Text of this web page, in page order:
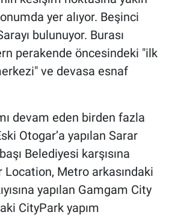
yer alıyor. Beşinci
bulunuyor. Burası
perakende öncesindeki "ilk
ve devasa esnaf
devam eden birden fazla
Otogar’a yapılan Sarar
Belediyesi karşısına
Location, Metro arkasındaki
yapılan Gamgam City
CityPark yapım